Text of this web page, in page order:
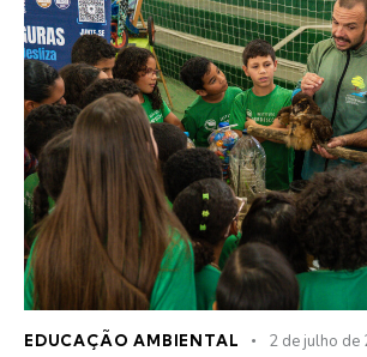
EDUCAÇÃO AMBIENTAL 2 de julho de